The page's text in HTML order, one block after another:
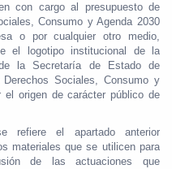
con cargo al presupuesto de
Consumo y Agenda 2030
o por cualquier otro medio,
el logotipo institucional de la
de la Secretaría de Estado de
Sociales, Consumo y
origen de carácter público de
refiere el apartado anterior
materiales que se utilicen para
de las actuaciones que